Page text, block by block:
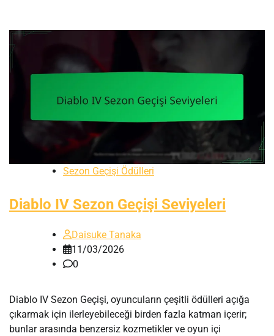
Sezon Geçişi Ödülleri
Diablo IV Sezon Geçişi Seviyeleri
Daisuke Tanaka
11/03/2026
0
Diablo IV Sezon Geçişi, oyuncuların çeşitli ödülleri açığa
çıkarmak için ilerleyebileceği birden fazla katman içerir;
bunlar arasında benzersiz kozmetikler ve oyun içi